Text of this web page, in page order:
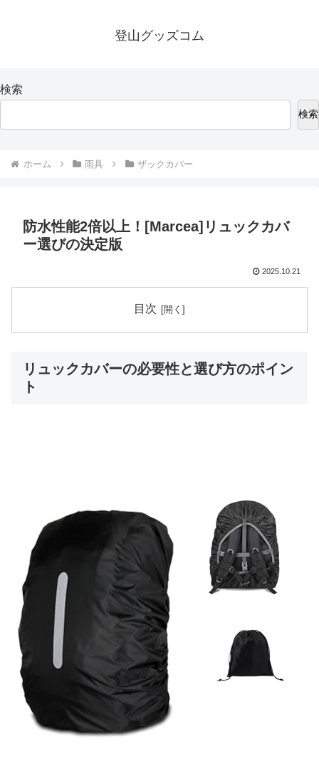
登山グッズコム
検索
検索
ホーム 雨具 ザックカバー
防水性能2倍以上！[Marcea]リュックカバ
ー選びの決定版
2025.10.21
目次
リュックカバーの必要性と選び方のポイン
ト